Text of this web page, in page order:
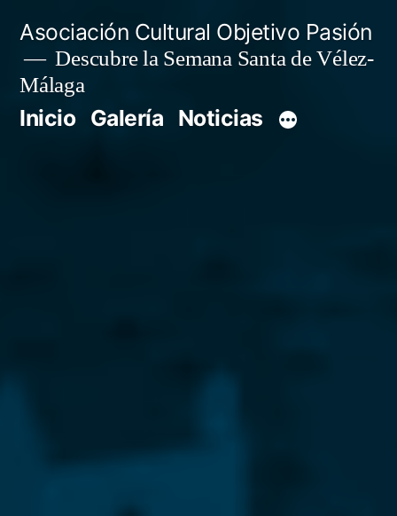
contenido
Asociación Cultural Objetivo Pasión
Descubre la Semana Santa de Vélez-
Málaga
Inicio Galería Noticias